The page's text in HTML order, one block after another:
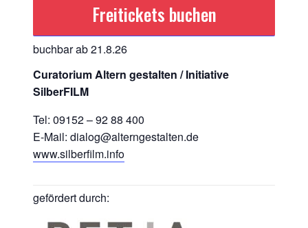
Freitickets buchen
buchbar ab 21.8.26
Curatorium Altern gestalten / Initiative
SilberFILM
Tel: 09152 – 92 88 400
E-Mail: dialog@alterngestalten.de
www.silberfilm.info
gefördert durch: